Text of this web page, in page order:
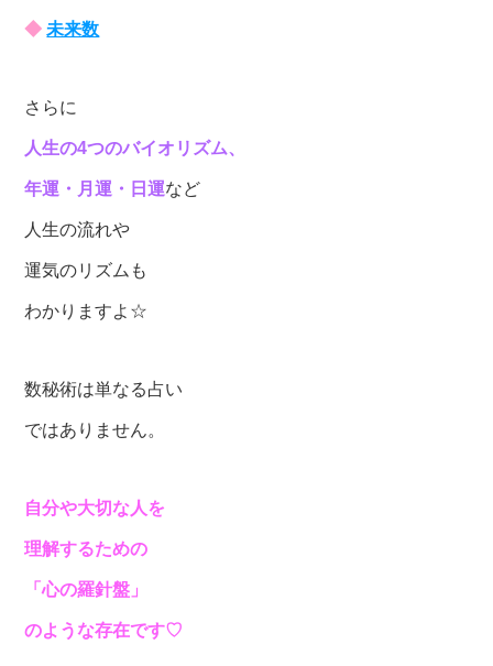
◆ 未来数
さらに
人生の4つのバイオリズム、
年運・月運・日運など
人生の流れや
運気のリズムも
わかりますよ☆
数秘術は単なる占い
ではありません。
自分や大切な人を
理解するための
「心の羅針盤」
のような存在です♡